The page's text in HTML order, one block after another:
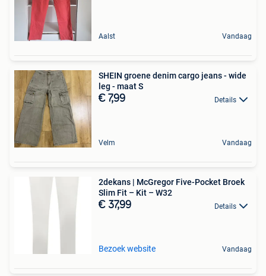
Aalst Vandaag
SHEIN groene denim cargo jeans - wide
leg - maat S
€ 7,99 Details
Velm Vandaag
2dekans | McGregor Five-Pocket Broek
Slim Fit – Kit – W32
€ 37,99 Details
Bezoek website Vandaag